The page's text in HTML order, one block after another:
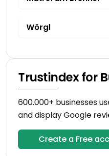
Wörgl
Trustindex for
600.000+ businesses
and display Google
Create a Free